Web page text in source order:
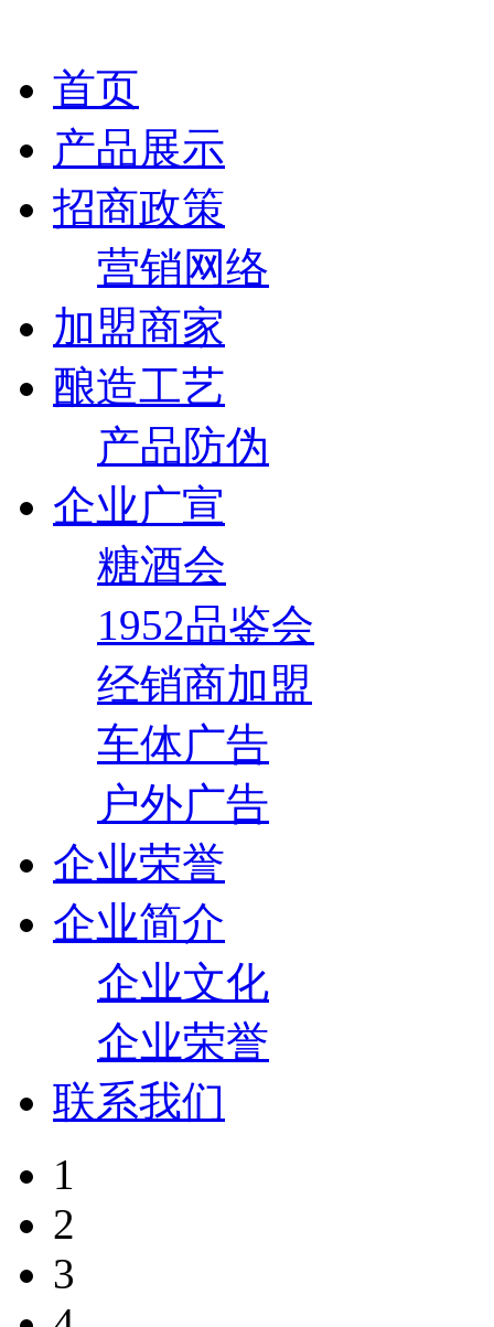
首页
产品展示
招商政策
营销网络
加盟商家
酿造工艺
产品防伪
企业广宣
糖酒会
1952品鉴会
经销商加盟
车体广告
户外广告
企业荣誉
企业简介
企业文化
企业荣誉
联系我们
1
2
3